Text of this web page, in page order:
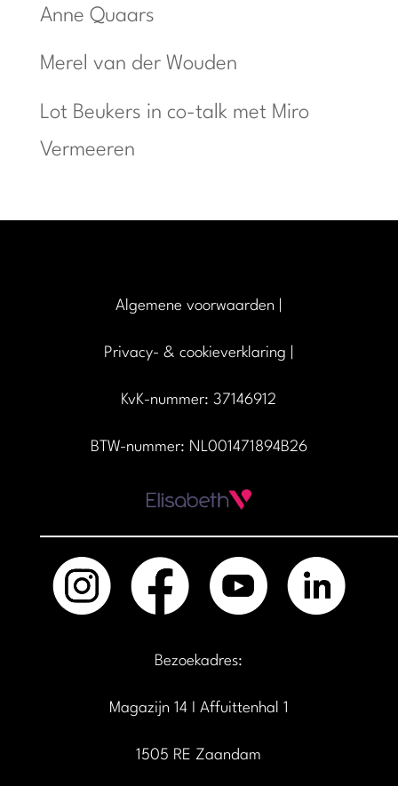
Anne Quaars
Merel van der Wouden
Lot Beukers in co-talk met Miro
Vermeeren
Algemene voorwaarden
Privacy- & cookieverklaring
KvK-nummer: 37146912
BTW-nummer: NL001471894B26
Bezoekadres:
Magazijn 14 I Affuittenhal 1
1505 RE Zaandam